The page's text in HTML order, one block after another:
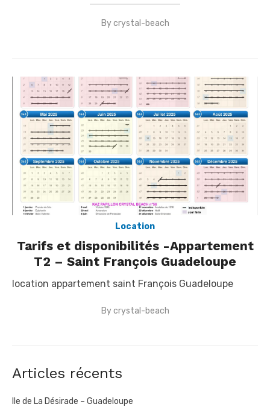
Bycrystal-beach
Location
Tarifs et disponibilités -Appartement
T2 – Saint François Guadeloupe
location appartement saint François Guadeloupe
Bycrystal-beach
Articles récents
Ile de La Désirade – Guadeloupe